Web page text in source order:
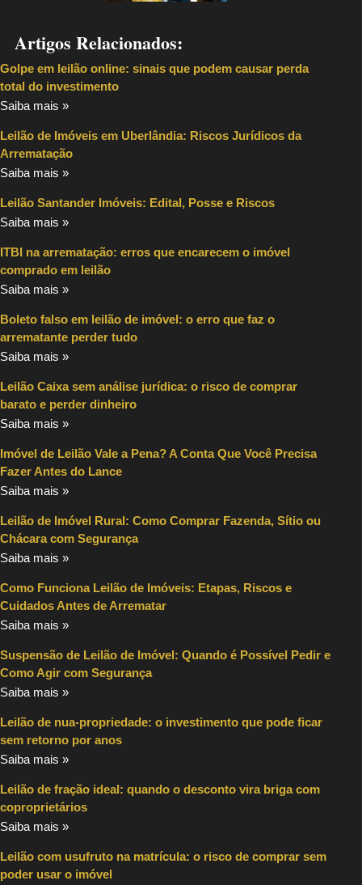
Artigos Relacionados:
Golpe em leilão online: sinais que podem causar perda
total do investimento
Saiba mais »
Leilão de Imóveis em Uberlândia: Riscos Jurídicos da
Arrematação
Saiba mais »
Leilão Santander Imóveis: Edital, Posse e Riscos
Saiba mais »
ITBI na arrematação: erros que encarecem o imóvel
comprado em leilão
Saiba mais »
Boleto falso em leilão de imóvel: o erro que faz o
arrematante perder tudo
Saiba mais »
Leilão Caixa sem análise jurídica: o risco de comprar
barato e perder dinheiro
Saiba mais »
Imóvel de Leilão Vale a Pena? A Conta Que Você Precisa
Fazer Antes do Lance
Saiba mais »
Leilão de Imóvel Rural: Como Comprar Fazenda, Sítio ou
Chácara com Segurança
Saiba mais »
Como Funciona Leilão de Imóveis: Etapas, Riscos e
Cuidados Antes de Arrematar
Saiba mais »
Suspensão de Leilão de Imóvel: Quando é Possível Pedir e
Como Agir com Segurança
Saiba mais »
Leilão de nua-propriedade: o investimento que pode ficar
sem retorno por anos
Saiba mais »
Leilão de fração ideal: quando o desconto vira briga com
coproprietários
Saiba mais »
Leilão com usufruto na matrícula: o risco de comprar sem
poder usar o imóvel